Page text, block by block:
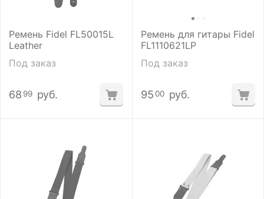
Ремень Fidel FL50015L
Leather
Под заказ
68 99 руб.
Ремень для гитары Fidel
FL1110621LP
Под заказ
9500 руб.